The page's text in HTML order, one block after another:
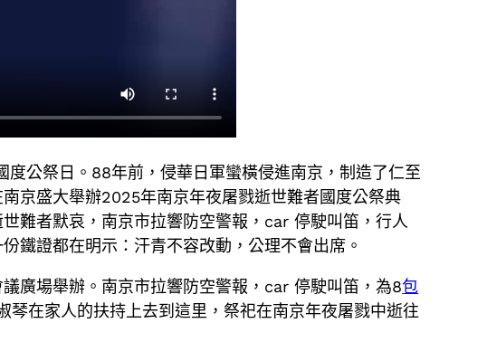
度公祭日。88年前，侵華日軍蠻橫侵進南京，制造了仁至
京盛大舉辦2025年南京年夜屠戮逝世難者國度公祭典
難者默哀，南京市拉響防空警報，car 停駛叫笛，行人
鐵證都在明示：汗青不容改動，公理不會出席。
廣場舉辦。南京市拉響防空警報，car 停駛叫笛，為8包
琴在家人的扶持上去到這里，祭祀在南京年夜屠戮中逝往